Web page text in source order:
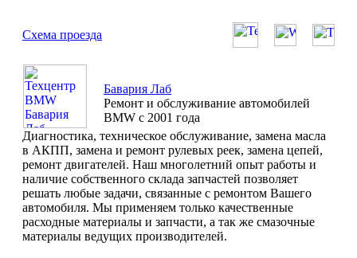
Схема проезда
Бавария Лаб
Ремонт и обслуживание автомобилей
BMW с 2001 года
Диагностика, техническое обслуживание, замена масла
в АКПП, замена и ремонт рулевых реек, замена цепей,
ремонт двигателей. Наш многолетний опыт работы и
наличие собственного склада запчастей позволяет
решать любые задачи, связанные с ремонтом Вашего
автомобиля. Мы применяем только качественные
расходные материалы и запчасти, а так же смазочные
материалы ведущих производителей.